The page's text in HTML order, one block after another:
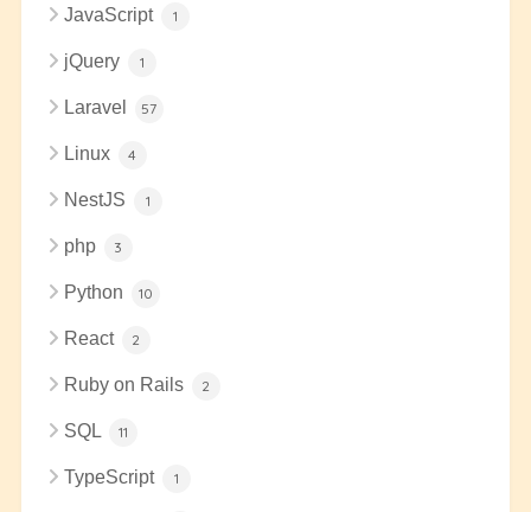
JavaScript 1
jQuery 1
Laravel 57
Linux 4
NestJS 1
php 3
Python 10
React 2
Ruby on Rails 2
SQL 11
TypeScript 1